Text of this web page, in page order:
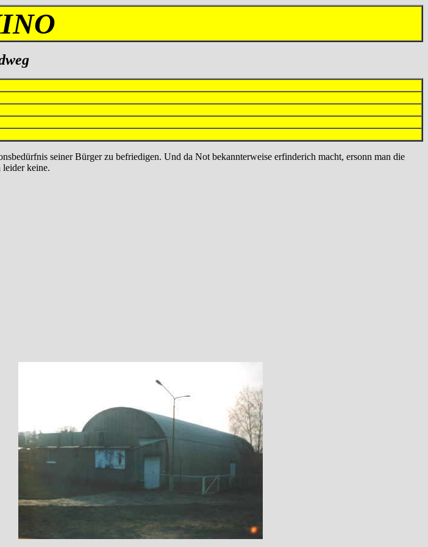
seiner Bürger zu befriedigen. Und da Not bekannterweise erfinderich macht, ersonn man die
leider keine.